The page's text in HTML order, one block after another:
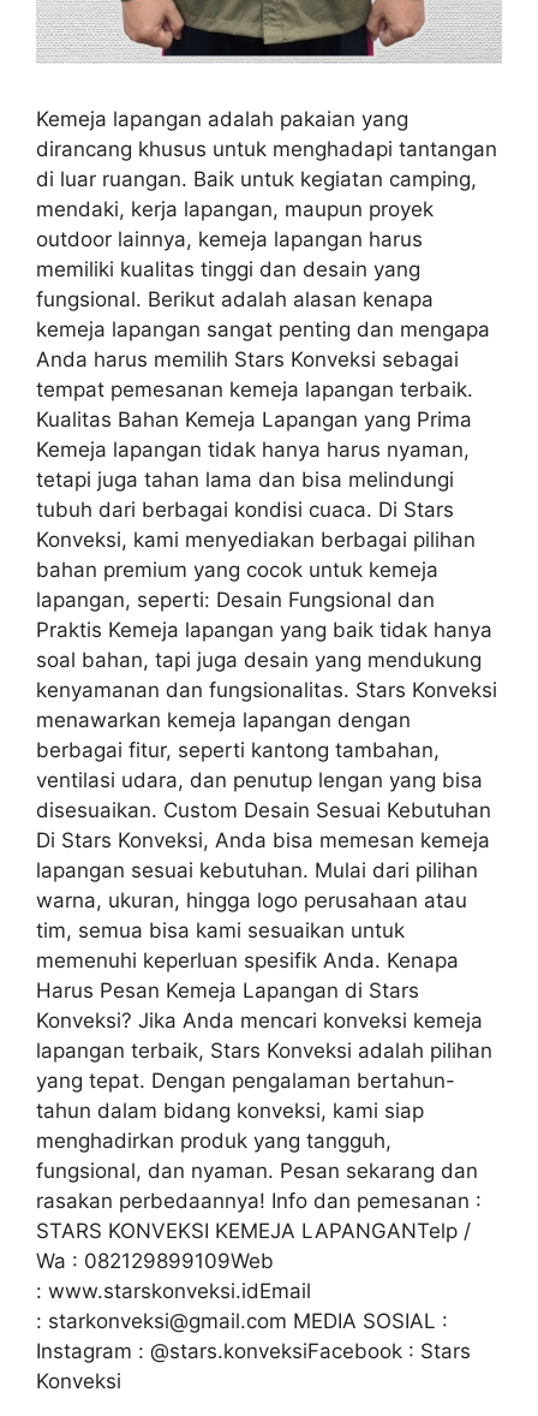
Kemeja lapangan adalah pakaian yang
dirancang khusus untuk menghadapi tantangan
di luar ruangan. Baik untuk kegiatan camping,
mendaki, kerja lapangan, maupun proyek
outdoor lainnya, kemeja lapangan harus
memiliki kualitas tinggi dan desain yang
fungsional. Berikut adalah alasan kenapa
kemeja lapangan sangat penting dan mengapa
Anda harus memilih Stars Konveksi sebagai
tempat pemesanan kemeja lapangan terbaik.
Kualitas Bahan Kemeja Lapangan yang Prima
Kemeja lapangan tidak hanya harus nyaman,
tetapi juga tahan lama dan bisa melindungi
tubuh dari berbagai kondisi cuaca. Di Stars
Konveksi, kami menyediakan berbagai pilihan
bahan premium yang cocok untuk kemeja
lapangan, seperti: Desain Fungsional dan
Praktis Kemeja lapangan yang baik tidak hanya
soal bahan, tapi juga desain yang mendukung
kenyamanan dan fungsionalitas. Stars Konveksi
menawarkan kemeja lapangan dengan
berbagai fitur, seperti kantong tambahan,
ventilasi udara, dan penutup lengan yang bisa
disesuaikan. Custom Desain Sesuai Kebutuhan
Di Stars Konveksi, Anda bisa memesan kemeja
lapangan sesuai kebutuhan. Mulai dari pilihan
warna, ukuran, hingga logo perusahaan atau
tim, semua bisa kami sesuaikan untuk
memenuhi keperluan spesifik Anda. Kenapa
Harus Pesan Kemeja Lapangan di Stars
Konveksi? Jika Anda mencari konveksi kemeja
lapangan terbaik, Stars Konveksi adalah pilihan
yang tepat. Dengan pengalaman bertahun-
tahun dalam bidang konveksi, kami siap
menghadirkan produk yang tangguh,
fungsional, dan nyaman. Pesan sekarang dan
rasakan perbedaannya! Info dan pemesanan :
STARS KONVEKSI KEMEJA LAPANGANTelp /
Wa : 082129899109Web
: www.starskonveksi.idEmail
: starkonveksi@gmail.com MEDIA SOSIAL :
Instagram : @stars.konveksiFacebook : Stars
Konveksi